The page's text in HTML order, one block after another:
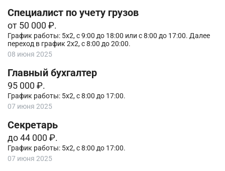
Специалист по учету грузов
от 50 000 ₽.
График работы: 5х2, с 9:00 до 18:00 или с 8:00 до 17:00. Далее
переход в график 2х2, с 8:00 до 20:00.
08 июня 2025
Главный бухгалтер
95 000 ₽.
График работы: 5х2, с 8:00 до 17:00.
07 июня 2025
Секретарь
до 44 000 ₽.
График работы: 5х2, с 8:00 до 17:00.
07 июня 2025